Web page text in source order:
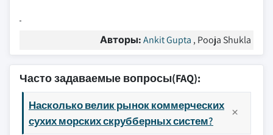
Авторы:Ankit Gupta , Pooja Shukla
Часто задаваемые вопросы(FAQ):
Насколько велик рынок коммерческих
сухих морских скрубберных систем?